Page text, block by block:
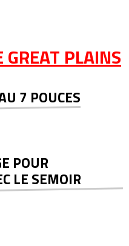
GREAT PLAINS
7 POUCES
POUR
LE SEMOIR